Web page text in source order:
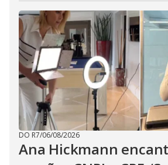
DO R7/06/08/2026
Ana Hickmann